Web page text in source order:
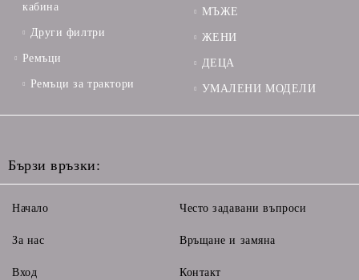
кабина
Други филтри
Ремъци
Ремъци за трактори
МЪЖЕ
ЖЕНИ
ДЕЦА
УМАЛЕНИ МОДЕЛИ
Бързи връзки:
Начало
За нас
Вход
Често задавани въпроси
Връщане и замяна
Контакт